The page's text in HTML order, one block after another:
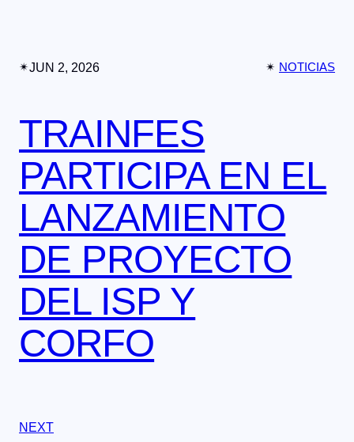
✴︎JUN 2, 2026 ✴︎ NOTICIAS
TRAINFES
PARTICIPA EN EL
LANZAMIENTO
DE PROYECTO
DEL ISP Y
CORFO
NEXT